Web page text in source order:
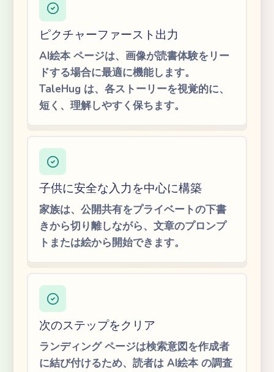
ピクチャーファースト出力
AI絵本 ページは、画像が読書体験をリー
ドする場合に最適に機能します。
TaleHug は、各ストーリーを視覚的に、
短く、理解しやすく保ちます。
子供に安全な入力を中心に構築
家族は、公開共有をプライベートの下書
きから切り離しながら、文章のプロンプ
トまたは絵から開始できます。
次のステップをクリア
ランディング ページは検索意図を作成者
に結び付けるため、読者は AI絵本 の調査